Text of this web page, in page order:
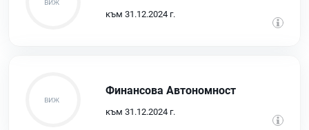
към 31.12.2024 г.
Финансова Автономност
към 31.12.2024 г.